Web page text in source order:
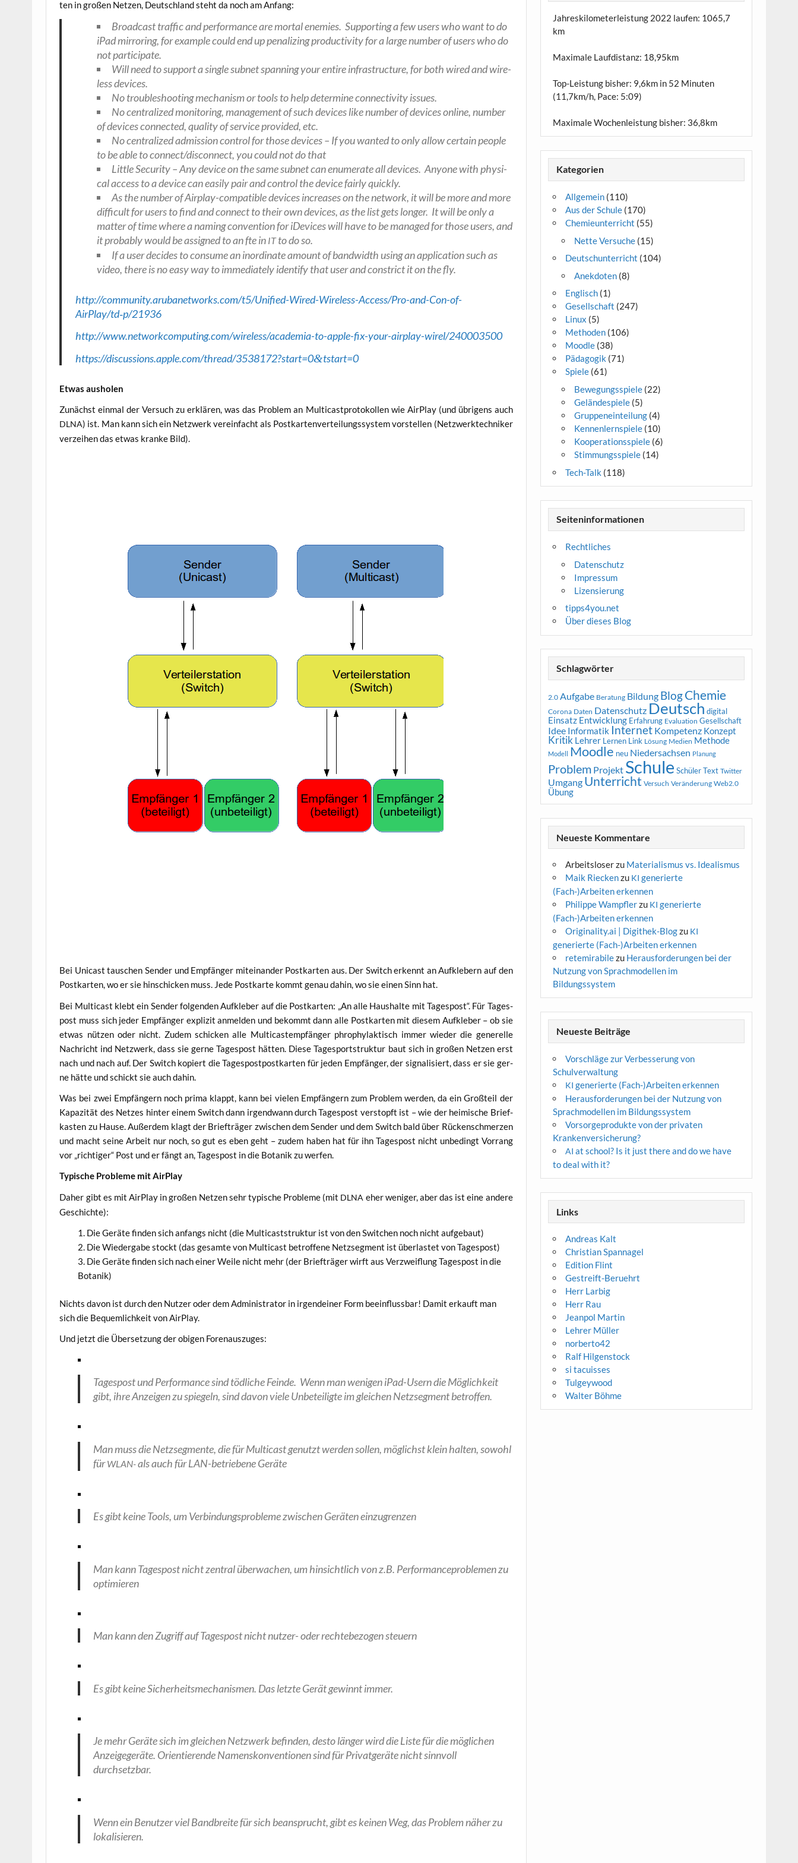
ten in gro­ßen Net­zen, Deutsch­land steht da noch am Anfang:
Broad­cast traf­fic and per­for­mance are mor­tal enemies. Sup­port­ing a few users who want to do
iPad mir­ro­ring, for exam­p­le could end up pena­li­zing pro­duc­ti­vi­ty for a lar­ge num­ber of users who do
not participate.
Will need to sup­port a sin­gle sub­net span­ning your enti­re infra­struc­tu­re, for both wired and wire­
less devices.
No trou­ble­shoo­ting mecha­nism or tools to help deter­mi­ne con­nec­ti­vi­ty issues.
No cen­tra­li­zed moni­to­ring, manage­ment of such devices like num­ber of devices online, num­ber
of devices con­nec­ted, qua­li­ty of ser­vice pro­vi­ded, etc.
No cen­tra­li­zed admis­si­on con­trol for tho­se devices – If you wan­ted to only allow cer­tain peo­p­le
to be able to connect/disconnect, you could not do that
Litt­le Secu­ri­ty – Any device on the same sub­net can enu­me­ra­te all devices. Anyo­ne with phy­si­
cal access to a device can easi­ly pair and con­trol the device fair­ly quickly.
As the num­ber of Air­play-com­pa­ti­ble devices increa­ses on the net­work, it will be more and more
dif­fi­cult for users to find and con­nect to their own devices, as the list gets lon­ger. It will be only a
mat­ter of time whe­re a naming con­ven­ti­on for iDe­vices will have to be mana­ged for tho­se users, and
it pro­ba­b­ly would be assi­gned to an fte in ITto do so.
If a user deci­des to con­su­me an inor­di­na­te amount of band­width using an appli­ca­ti­on such as
video, the­re is no easy way to imme­dia­te­ly iden­ti­fy that user and con­strict it on the fly.
http://community.arubanetworks.com/t5/Unified-Wired-Wireless-Access/Pro-and-Con-of-
AirPlay/td‑p/21936
http://www.networkcomputing.com/wireless/academia-to-apple-fix-your-airplay-wirel/240003500
https://discussions.apple.com/thread/3538172?start=0&tstart=0
Etwas aus­ho­len
Zunächst ein­mal der Ver­such zu erklä­ren, was das Pro­blem an Mul­ti­cast­pro­to­kol­len wie Air­Play (und übri­gens auch
DLNA) ist. Man kann sich ein Netz­werk ver­ein­facht als Post­kar­ten­ver­tei­lungs­sys­tem vor­stel­len (Netz­werk­tech­ni­ker
ver­zei­hen das etwas kran­ke Bild).
Bei Uni­cast tau­schen Sen­der und Emp­fän­ger mit­ein­an­der Post­kar­ten aus. Der Switch erkennt an Auf­kle­bern auf den
Post­kar­ten, wo er sie hin­schi­cken muss. Jede Post­kar­te kommt genau dahin, wo sie einen Sinn hat.
Bei Mul­ti­cast klebt ein Sen­der fol­gen­den Auf­kle­ber auf die Post­kar­ten: „An alle Haus­hal­te mit Tages­post“. Für Tages­
post muss sich jeder Emp­fän­ger expli­zit anmel­den und bekommt dann alle Post­kar­ten mit die­sem Auf­kle­ber – ob sie
etwas nüt­zen oder nicht. Zudem schi­cken alle Mul­ti­cast­emp­fän­ger phro­phy­lak­tisch immer wie­der die gene­rel­le
Nach­richt ind Netz­werk, dass sie ger­ne Tages­post hät­ten. Die­se Tages­port­struk­tur baut sich in gro­ßen Net­zen erst
nach und nach auf. Der Switch kopiert die Tages­post­post­kar­ten für jeden Emp­fän­ger, der signa­li­siert, dass er sie ger­
ne hät­te und schickt sie auch dahin.
Was bei zwei Emp­fän­gern noch pri­ma klappt, kann bei vie­len Emp­fän­gern zum Pro­blem wer­den, da ein Groß­teil der
Kapa­zi­tät des Net­zes hin­ter einem Switch dann irgend­wann durch Tages­post ver­stopft ist – wie der hei­mi­sche Brief­
kas­ten zu Hau­se. Außer­dem klagt der Brief­trä­ger zwi­schen dem Sen­der und dem Switch bald über Rücken­schmer­zen
und macht sei­ne Arbeit nur noch, so gut es eben geht – zudem haben hat für ihn Tages­post nicht unbe­dingt Vor­rang
vor „rich­ti­ger“ Post und er fängt an, Tages­post in die Bota­nik zu werfen.
Typi­sche Pro­ble­me mit AirPlay
Daher gibt es mit Air­Play in gro­ßen Net­zen sehr typi­sche Pro­ble­me (mit DLNA eher weni­ger, aber das ist eine ande­re
Geschichte):
Die Gerä­te fin­den sich anfangs nicht (die Mul­ti­cast­struk­tur ist von den Swit­chen noch nicht aufgebaut)
Die Wie­der­ga­be stockt (das gesam­te von Mul­ti­cast betrof­fe­ne Netz­seg­ment ist über­las­tet von Tagespost)
Die Gerä­te fin­den sich nach einer Wei­le nicht mehr (der Brief­trä­ger wirft aus Ver­zweif­lung Tages­post in die
Botanik)
Nichts davon ist durch den Nut­zer oder dem Admi­nis­tra­tor in irgend­ei­ner Form beein­fluss­bar! Damit erkauft man
sich die Bequem­lich­keit von AirPlay.
Und jetzt die Über­set­zung der obi­gen Forenauszuges:
Tages­post und Per­for­mance sind töd­li­che Fein­de. Wenn man weni­gen iPad-Usern die Mög­lich­keit
gibt, ihre Anzei­gen zu spie­geln, sind davon vie­le Unbe­tei­lig­te im glei­chen Netz­seg­ment betroffen.
Man muss die Netz­seg­men­te, die für Mul­ti­cast genutzt wer­den sol­len, mög­lichst klein hal­ten, sowohl
fürWLAN-als auch für LAN-betrie­be­ne Geräte
Es gibt kei­ne Tools, um Ver­bin­dungs­pro­ble­me zwi­schen Gerä­ten einzugrenzen
Man kann Tages­post nicht zen­tral über­wa­chen, um hin­sicht­lich von z.B. Per­for­man­ce­pro­ble­men zu
optimieren
Man kann den Zugriff auf Tages­post nicht nut­zer- oder rech­te­be­zo­gen steuern
Es gibt kei­ne Sicher­heits­me­cha­nis­men. Das letz­te Gerät gewinnt immer.
Je mehr Gerä­te sich im glei­chen Netz­werk befin­den, des­to län­ger wird die Lis­te für die mög­li­chen
Anzei­ge­ge­rä­te. Ori­en­tie­ren­de Namens­kon­ven­tio­nen sind für Pri­vat­ge­rä­te nicht sinn­voll
durchsetzbar.
Wenn ein Benut­zer viel Band­brei­te für sich bean­sprucht, gibt es kei­nen Weg, das Pro­blem näher zu
lokalisieren.
Jahreskilometerleistung 2022 laufen: 1065,7
km
Maximale Laufdistanz: 18,95km
Top-Leistung bisher: 9,6km in 52 Minuten
(11,7km/h, Pace: 5:09)
Maximale Wochenleistung bisher: 36,8km
Kategorien
Allgemein (110)
Aus der Schule (170)
Chemieunterricht (55)
Nette Versuche (15)
Deutschunterricht (104)
Anekdoten (8)
Englisch (1)
Gesellschaft (247)
Linux (5)
Methoden (106)
Moodle (38)
Pädagogik (71)
Spiele (61)
Bewegungsspiele (22)
Geländespiele (5)
Gruppeneinteilung (4)
Kennenlernspiele (10)
Kooperationsspiele (6)
Stimmungsspiele (14)
Tech-Talk (118)
Seiteninformationen
Rechtliches
Datenschutz
Impressum
Lizensierung
tipps4you.net
Über dieses Blog
Schlagwörter
2.0 Aufgabe Beratung Bildung BlogChemie
Corona Daten Datenschutz Deutsch digital
Einsatz Entwicklung Erfahrung Evaluation Gesellschaft
Idee Informatik Internet Kompetenz Konzept
Kritik Lehrer Lernen Link Lösung Medien Methode
Modell Moodle neu Niedersachsen Planung
Problem Projekt Schule Schüler Text Twitter
Umgang Unterricht Versuch Veränderung Web2.0
Übung
Neueste Kommentare
Arbeitsloserzu Materialismus vs. Idealismus
Maik Rieckenzu KI generierte
(Fach-)Arbeiten erkennen
Philippe Wampflerzu KI generierte
(Fach-)Arbeiten erkennen
Originality.ai | Digithek-Blogzu KI
generierte (Fach-)Arbeiten erkennen
retemirabilezu Herausforderungen bei der
Nutzung von Sprachmodellen im
Bildungssystem
Neueste Beiträge
Vorschläge zur Verbesserung von
Schulverwaltung
KI generierte (Fach-)Arbeiten erkennen
Herausforderungen bei der Nutzung von
Sprachmodellen im Bildungssystem
Vorsorgeprodukte von der privaten
Krankenversicherung?
AI at school? Is it just there and do we have
to deal with it?
Links
Andreas Kalt
Christian Spannagel
Edition Flint
Gestreift-Beruehrt
Herr Larbig
Herr Rau
Jeanpol Martin
Lehrer Müller
norberto42
Ralf Hilgenstock
si tacuisses
Tulgeywood
Walter Böhme